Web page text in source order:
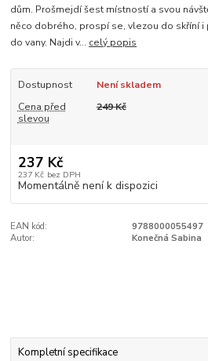
dům. Prošmejdí šest místností a svou
něco dobrého, prospí se, vlezou do skříní
do vany. Najdi v... celý popis
Dostupnost
Není skladem
Cena před
slevou
249 Kč
237 Kč
237 Kč bez DPH
Momentálně není k dispozici
EAN kód:
9788000055497
Autor:
Konečná Sabina
Kompletní specifikace